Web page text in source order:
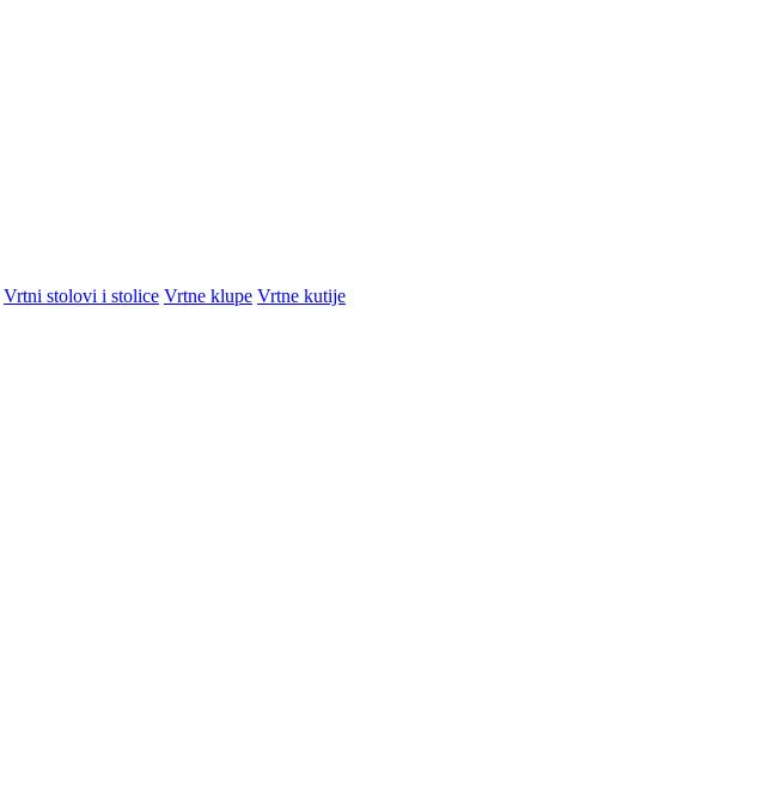
Vrtni stolovi i stolice Vrtne klupe Vrtne kutije